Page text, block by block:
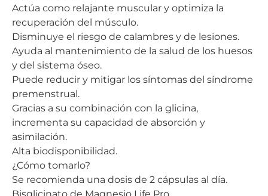
Actúa como relajante muscular y optimiza la
recuperación del músculo.
Disminuye el riesgo de calambres y de lesiones.
Ayuda al mantenimiento de la salud de los huesos
y del sistema óseo.
Puede reducir y mitigar los síntomas del síndrome
premenstrual.
Gracias a su combinación con la glicina,
incrementa su capacidad de absorción y
asimilación.
Alta biodisponibilidad.
¿Cómo tomarlo?
Se recomienda una dosis de 2 cápsulas al día.